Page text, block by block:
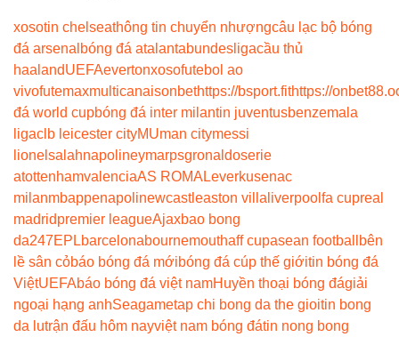
xosotin chelseathông tin chuyển nhượngcâu lạc bộ bóng
đá arsenal bóng đá atalantabundesligacầu thủ
haalandUEFAevertonxosofutebol ao
vivofutemaxmulticanaisonbethttps://bsport.fithttps://
đá world cupbóng đá inter milantin juventusbenzema la
ligaclb leicester cityMUman citymessi
lionel salahnapolineymarpsgronaldoserie
atottenhamvalenciaAS ROMA Leverkusenac
milanmbappenapolinewcastleaston villa liverpool fa cupreal
madridpremier leagueAjaxbao bong
da247EPLbarcelonabournemouthaff cupasean football
bên
lề sân cỏbáo bóng đá mớibóng đá cúp thế giớitin bóng đá
ViệtUEFAbáo bóng đá việt namHuyền thoại bóng đágiải
ngoại hạng anhSeagametap chi bong da the gioitin bong
da lutrận đấu hôm nayviệt nam bóng đátin nong bong